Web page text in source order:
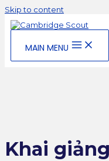
Skip to content
MAIN MENU
Khai